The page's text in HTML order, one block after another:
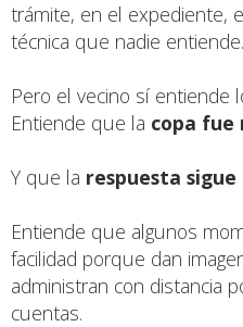
trámite, en el expediente,
técnica que nadie entiende.
Pero el vecino sí entiende
Entiende que la copa fue
Y que la respuesta
Entiende que algunos
facilidad porque dan
administran con distancia
cuentas.